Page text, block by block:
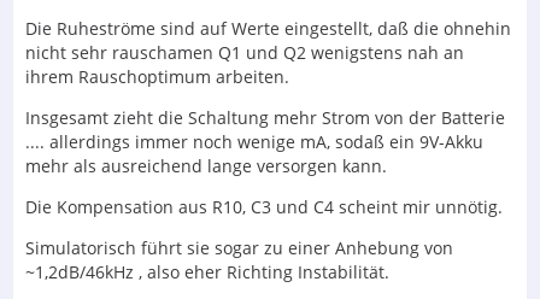
Die Ruheströme sind auf Werte eingestellt, daß die ohnehin
nicht sehr rauschamen Q1 und Q2 wenigstens nah an
ihrem Rauschoptimum arbeiten.
Insgesamt zieht die Schaltung mehr Strom von der Batterie
.... allerdings immer noch wenige mA, sodaß ein 9V-Akku
mehr als ausreichend lange versorgen kann.
Die Kompensation aus R10, C3 und C4 scheint mir unnötig.
Simulatorisch führt sie sogar zu einer Anhebung von
~1,2dB/46kHz , also eher Richting Instabilität.